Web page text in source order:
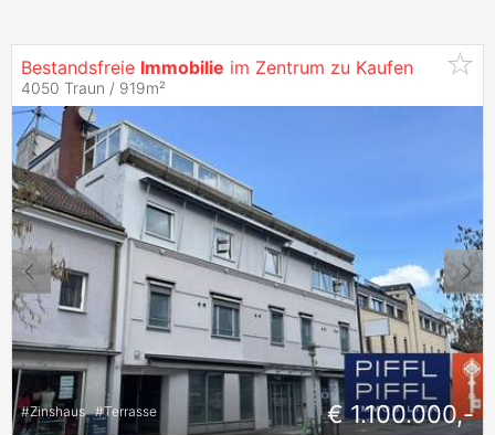
Bestandsfreie Immobilie im Zentrum zu Kaufen
4050 Traun / 919m²
#Zinshaus #Terrasse € 1.100.000,-